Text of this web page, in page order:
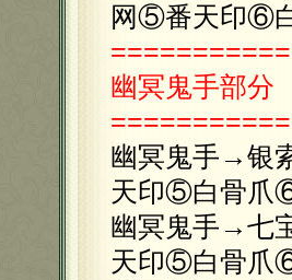
网⑤番天印⑥
幽冥鬼手部分
幽冥鬼手→银
天印⑤白骨爪
幽冥鬼手→七
天印⑤白骨爪